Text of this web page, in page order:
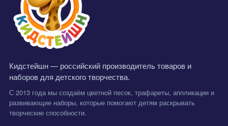
Кидстейшн — российский производитель товаров и
наборов для детского творчества.
С 2013 года мы создаём цветной песок, трафареты, аппликации и
развивающие наборы, которые помогают детям раскрывать
творческие способности.